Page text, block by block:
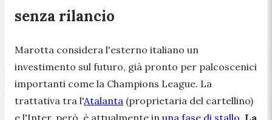
senza rilancio
Marotta considera l'esterno italiano un
investimento sul futuro, già pronto per palcoscenici
importanti come la Champions League. La
trattativa tra l'Atalanta (proprietaria del cartellino)
e l'Inter, però, è attualmente in una fase di stallo. La